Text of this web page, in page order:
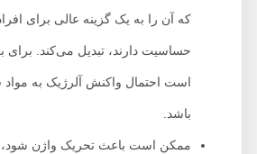
که آن را به یک گزینه عالی برای افرادی
حساسیت دارند، تبدیل می‌کند. برای
است احتمال واکنش آلرژیک به مواد
ممکن است باعث تحریک واژن شود، اگر